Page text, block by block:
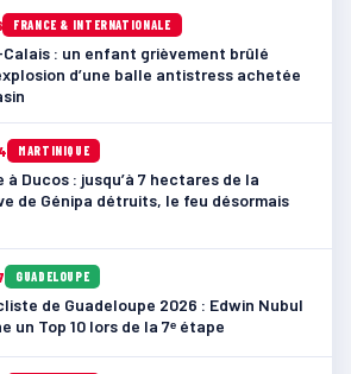
FRANCE & INTERNATIONALE
: un enfant grièvement brûlé
d’une balle antistress achetée
MARTINIQUE
à Ducos : jusqu’à 7 hectares de la
de Génipa détruits, le feu désormais
GUADELOUPE
de Guadeloupe 2026 : Edwin Nubul
un Top 10 lors de la 7ᵉ étape